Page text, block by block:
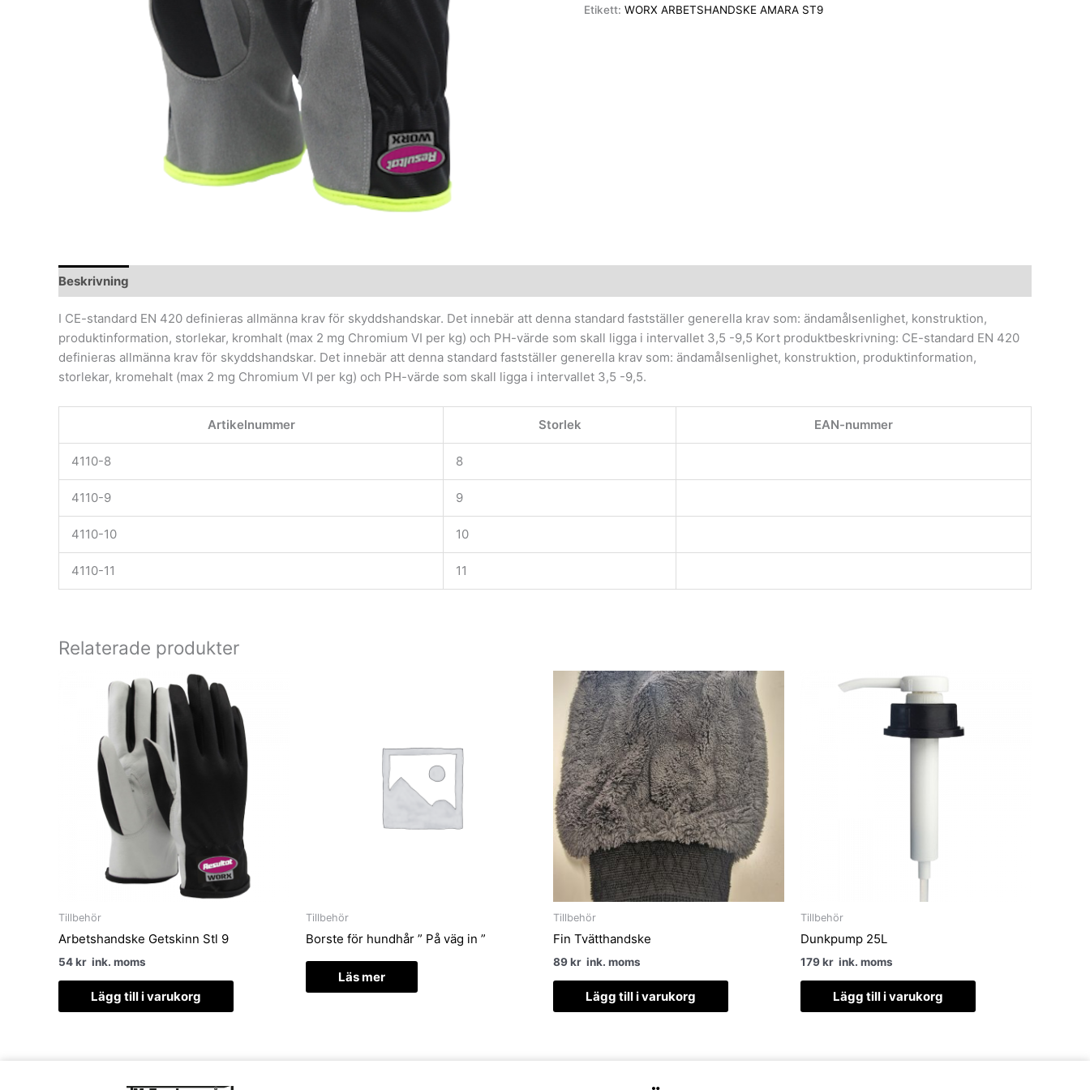
Etikett: WORX ARBETSHANDSKE AMARA ST9
Beskrivning
I CE-standard EN 420 definieras allmänna krav för skyddshandskar. Det innebär att denna standard fastställer generella krav som: ändamålsenlighet, konstruktion,
produktinformation, storlekar, kromhalt (max 2 mg Chromium VI per kg) och PH-värde som skall ligga i intervallet 3,5 -9,5 Kort produktbeskrivning: CE-standard EN 420
definieras allmänna krav för skyddshandskar. Det innebär att denna standard fastställer generella krav som: ändamålsenlighet, konstruktion, produktinformation,
storlekar, kromehalt (max 2 mg Chromium VI per kg) och PH-värde som skall ligga i intervallet 3,5 -9,5.
Artikelnummer Storlek EAN-nummer
4110-8 8
4110-9 9
4110-10 10
4110-11 11
Relaterade produkter
Tillbehör
Arbetshandske Getskinn Stl 9
54kr ink. moms
Lägg till i varukorg
Tillbehör
Borste för hundhår ” På väg in ”
Läs mer
Tillbehör
Fin Tvätthandske
89kr ink. moms
Lägg till i varukorg
Tillbehör
Dunkpump 25L
179kr ink. moms
Lägg till i varukorg